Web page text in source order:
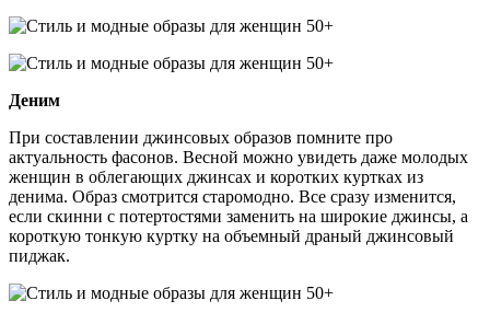
Деним
При составлении джинсовых образов помните про
актуальность фасонов. Весной можно увидеть даже молодых
женщин в облегающих джинсах и коротких куртках из
денима. Образ смотрится старомодно. Все сразу изменится,
если скинни с потертостями заменить на широкие джинсы, а
короткую тонкую куртку на объемный драный джинсовый
пиджак.